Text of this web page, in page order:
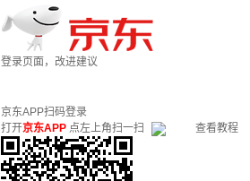
登录页面，改进建议
京东APP扫码登录
打开京东APP 点左上角扫一扫 查看教程